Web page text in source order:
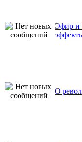
Эфир и
О